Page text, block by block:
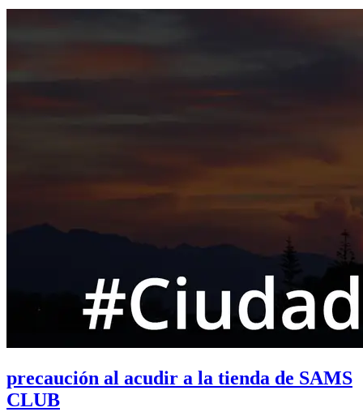
precaución al acudir a la tienda de SAMS
CLUB